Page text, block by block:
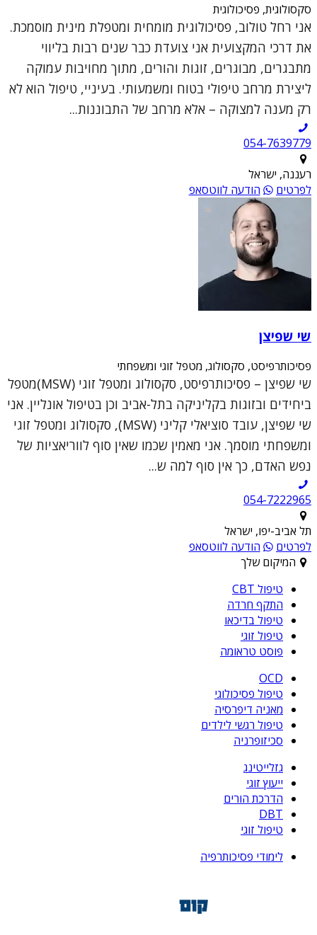
סקסולוגית, פסיכולוגית
אני רחל טולוב, פסיכולוגית מומחית ומטפלת מינית מוסמכת.
את דרכי המקצועית אני צועדת כבר שנים רבות בליווי
מתבגרים, מבוגרים, זוגות והורים, מתוך מחויבות עמוקה
ליצירת מרחב טיפולי בטוח ומשמעותי. בעיניי, טיפול הוא לא
רק מענה למצוקה – אלא מרחב של התבוננות...
054-7639779
רעננה, ישראל
לפרטים
הודעה לווטסאפ
שי שפיצן
פסיכותרפיסט, סקסולוג, מטפל זוגי ומשפחתי
שי שפיצן – פסיכותרפיסט, סקסולוג ומטפל זוגי (MSW)מטפל
ביחידים ובזוגות בקליניקה בתל-אביב וכן בטיפול אונליין. אני
שי שפיצן, עובד סוציאלי קליני (MSW), סקסולוג ומטפל זוגי
ומשפחתי מוסמך. אני מאמין שכמו שאין סוף לווריאציות של
נפש האדם, כך אין סוף למה ש...
054-7222965
תל אביב-יפו, ישראל
לפרטים
הודעה לווטסאפ
המיקום שלך
טיפול CBT
התקף חרדה
טיפול בדיכאו
טיפול זוגי
פוסט טראומה
OCD
טיפול פסיכולוגי
מאניה דיפרסיה
טיפול רגשי לילדים
סכיזופרניה
גזלייטינג
ייעוץ זוגי
הדרכת הורים
DBT
טיפול זוגי
לימודי פסיכותרפיה